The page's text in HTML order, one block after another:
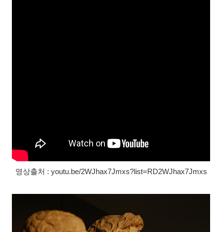
영상출처 : youtu.be/2WJhax7Jmxs?list=RD2WJhax7Jmxs